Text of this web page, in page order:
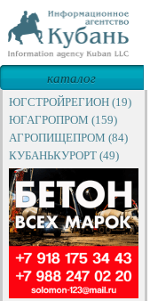
каталог
предприятий
ЮГСТРОЙРЕГИОН (19)
ЮГАГРОПРОМ (159)
АГРОПИЩЕПРОМ (84)
КУБАНЬКУРОРТ (49)